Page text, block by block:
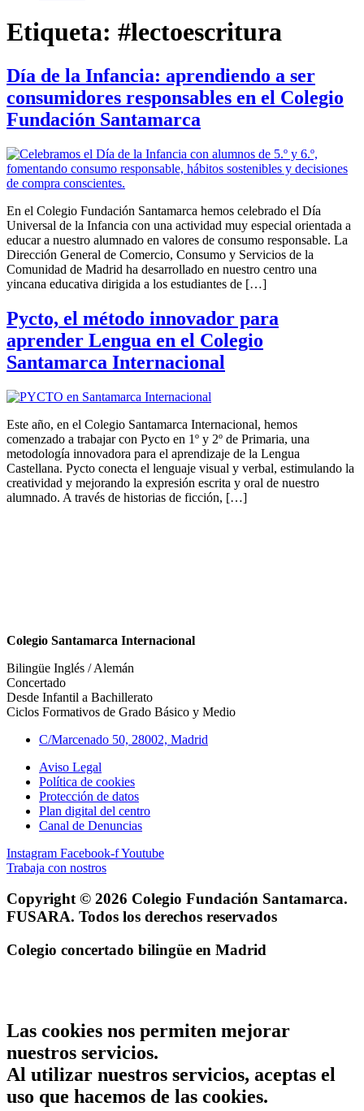
Etiqueta: #lectoescritura
Día de la Infancia: aprendiendo a ser
consumidores responsables en el Colegio
Fundación Santamarca
En el Colegio Fundación Santamarca hemos celebrado el Día
Universal de la Infancia con una actividad muy especial orientada a
educar a nuestro alumnado en valores de consumo responsable. La
Dirección General de Comercio, Consumo y Servicios de la
Comunidad de Madrid ha desarrollado en nuestro centro una
yincana educativa dirigida a los estudiantes de […]
Pycto, el método innovador para
aprender Lengua en el Colegio
Santamarca Internacional
Este año, en el Colegio Santamarca Internacional, hemos
comenzado a trabajar con Pycto en 1º y 2º de Primaria, una
metodología innovadora para el aprendizaje de la Lengua
Castellana. Pycto conecta el lenguaje visual y verbal, estimulando la
creatividad y mejorando la expresión escrita y oral de nuestro
alumnado. A través de historias de ficción, […]
Colegio Santamarca Internacional
Bilingüe Inglés / Alemán
Concertado
Desde Infantil a Bachillerato
Ciclos Formativos de Grado Básico y Medio
C/Marcenado 50, 28002, Madrid
Aviso Legal
Política de cookies
Protección de datos
Plan digital del centro
Canal de Denuncias
Instagram Facebook-fYoutube
Trabaja con nostros
Copyright © 2026 Colegio Fundación Santamarca.
FUSARA. Todos los derechos reservados
Colegio concertado bilingüe en Madrid
Las cookies nos permiten mejorar
nuestros servicios.
Al utilizar nuestros servicios, aceptas el
uso que hacemos de las cookies.